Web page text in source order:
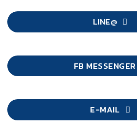
LINE@
FB MESSENGER
E-MAIL